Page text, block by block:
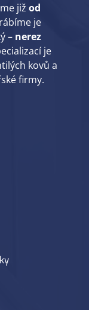
již od
je
– nerez
je
kovů a
firmy.